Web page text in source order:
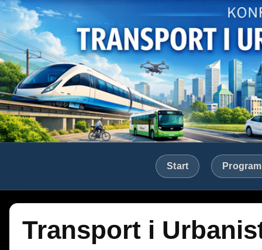
Start Program
Transport i